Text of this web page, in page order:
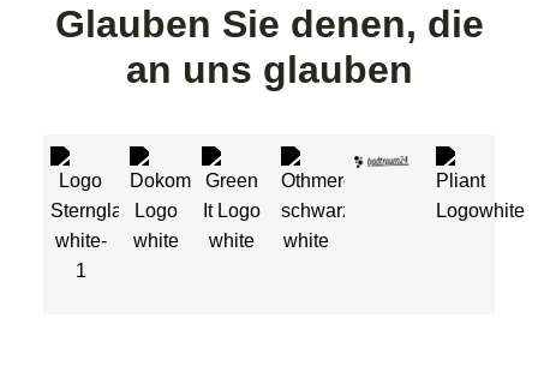
Glauben Sie denen, die
an uns glauben